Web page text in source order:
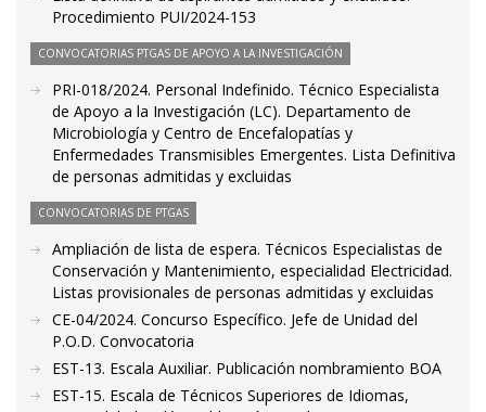
Procedimiento PUI/2024-153
CONVOCATORIAS PTGAS DE APOYO A LA INVESTIGACIÓN
PRI-018/2024. Personal Indefinido. Técnico Especialista
de Apoyo a la Investigación (LC). Departamento de
Microbiología y Centro de Encefalopatías y
Enfermedades Transmisibles Emergentes. Lista Definitiva
de personas admitidas y excluidas
CONVOCATORIAS DE PTGAS
Ampliación de lista de espera. Técnicos Especialistas de
Conservación y Mantenimiento, especialidad Electricidad.
Listas provisionales de personas admitidas y excluidas
CE-04/2024. Concurso Específico. Jefe de Unidad del
P.O.D. Convocatoria
EST-13. Escala Auxiliar. Publicación nombramiento BOA
EST-15. Escala de Técnicos Superiores de Idiomas,